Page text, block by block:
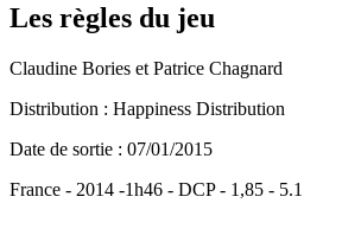
Les règles du jeu
Claudine Bories et Patrice Chagnard
Distribution : Happiness Distribution
Date de sortie : 07/01/2015
France - 2014 -1h46 - DCP - 1,85 - 5.1